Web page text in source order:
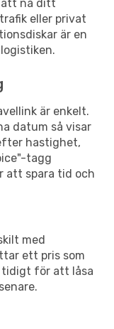
att nå ditt
eller privat
är en
är enkelt.
datum så visar
hastighet,
tagg
att spara tid och
med
ett pris som
tidigt för att låsa